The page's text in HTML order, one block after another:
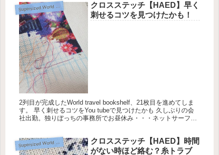
S upersized World Travel Bookshelf【Heaven and Earth Designs】
クロスステッチ【HAED】早く
刺せるコツを見つけたかも！
2列目が完成したWorld travel bookshelf、21枚目を進めてしま
す。 早く刺せるコツをYou tubeで見つけたかも 久しぶりの会
社出勤。独りぼっちの事務所でお昼休み・・・ネットサーフィ
S upersized World Travel Bookshelf【Heaven and Earth Designs】
クロスステッチ【HAED】時間
がない時ほど絡む？糸トラブ